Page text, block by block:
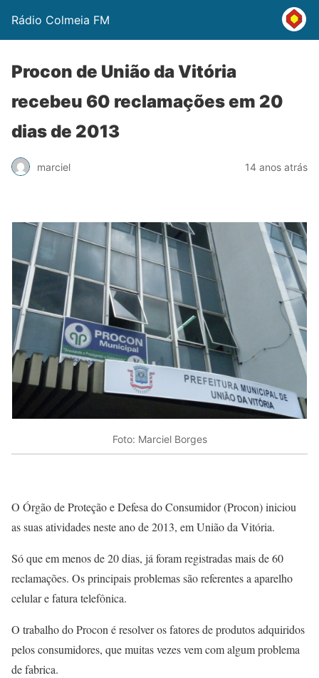
Rádio Colmeia FM
Procon de União da Vitória
recebeu 60 reclamações em 20
dias de 2013
marciel 14 anos atrás
Foto: Marciel Borges
O Órgão de Proteção e Defesa do Consumidor (Procon) iniciou
as suas atividades neste ano de 2013, em União da Vitória.
Só que em menos de 20 dias, já foram registradas mais de 60
reclamações. Os principais problemas são referentes a aparelho
celular e fatura telefônica.
O trabalho do Procon é resolver os fatores de produtos adquiridos
pelos consumidores, que muitas vezes vem com algum problema
de fabrica.